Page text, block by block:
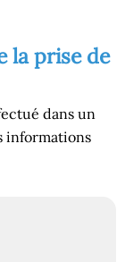
la prise de
dans un
informations